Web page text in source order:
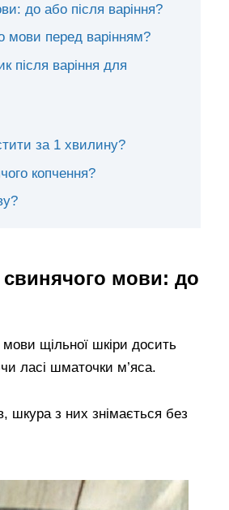
до або після варіння?
мови перед варінням?
після варіння для
за 1 хвилину?
копчення?
свинячого мови: до
щільної шкіри досить
ласі шматочки м’яса.
шкура з них знімається без